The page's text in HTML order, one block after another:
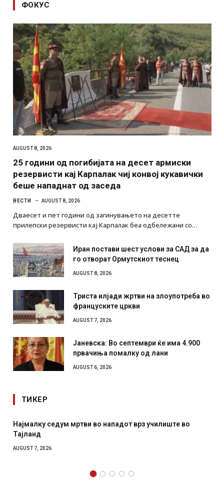
ФОКУС
AUGUST 8, 2026
25 години од погибијата на десет армиски
резервисти кај Карпалак чиј конвој кукавички
беше нападнат од заседа
ВЕСТИ AUGUST 8, 2026
Дваесет и пет години од загинувањето на десетте
прилепски резервисти кај Карпалак беа одбележани со…
Иран постави шест услови за САД за да
го отворат Ормутскиот теснец
AUGUST 8, 2026
Триста илјади жртви на злоупотреба во
француските цркви
AUGUST 7, 2026
Јаневска: Во септември ќе има 4.900
првачиња помалку од лани
AUGUST 6, 2026
ТИКЕР
во нападот врз училиште во
СОЗИС: Украинците